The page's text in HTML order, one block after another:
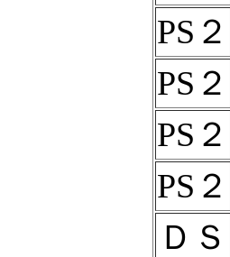
PS２
PS２
PS２
PS２
ＤＳ